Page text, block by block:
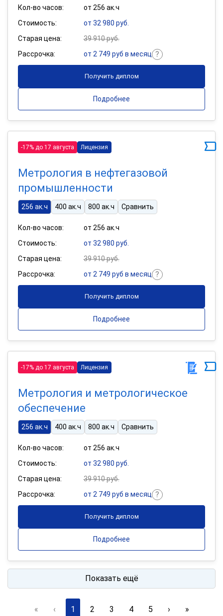
Кол-во часов:
от 256 ак.ч
Стоимость:
от 32 980 руб.
Старая цена:
39 910 руб.
Рассрочка:
от 2 749 руб в месяц
Получить диплом
Подробнее
-17% до 17 августа Лицензия
Метрология в нефтегазовой
промышленности
256 ак.ч 400 ак.ч 800 ак.ч Сравнить
Кол-во часов:
от 256 ак.ч
Стоимость:
от 32 980 руб.
Старая цена:
39 910 руб.
Рассрочка:
от 2 749 руб в месяц
Получить диплом
Подробнее
-17% до 17 августа Лицензия
Метрология и метрологическое
обеспечение
256 ак.ч 400 ак.ч 800 ак.ч Сравнить
Кол-во часов:
от 256 ак.ч
Стоимость:
от 32 980 руб.
Старая цена:
39 910 руб.
Рассрочка:
от 2 749 руб в месяц
Получить диплом
Подробнее
Показать ещё
« ‹ 1 2 3 4 5 › »